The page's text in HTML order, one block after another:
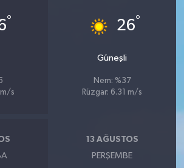
°
s
26°
Güneşli
Nem: %37
Rüzgar: 6.31 m/s
13 AĞUSTOS
PERŞEMBE